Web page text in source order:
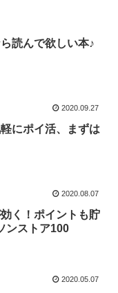
読んで欲しい本♪
2020.09.27
にポイ活、まずは
2020.08.07
く！ポイントも貯
ンストア100
2020.05.07